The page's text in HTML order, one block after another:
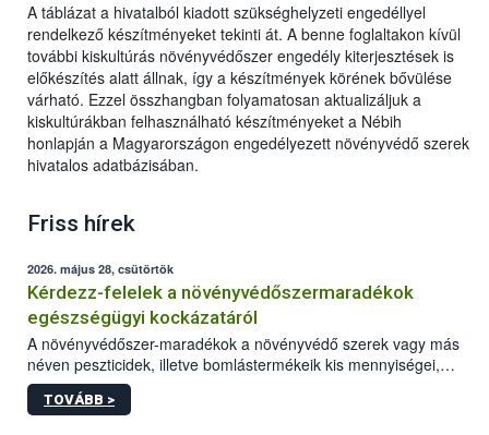
A táblázat a hivatalból kiadott szükséghelyzeti engedéllyel
rendelkező készítményeket tekinti át. A benne foglaltakon kívül
további kiskultúrás növényvédőszer engedély kiterjesztések is
előkészítés alatt állnak, így a készítmények körének bővülése
várható. Ezzel összhangban folyamatosan aktualizáljuk a
kiskultúrákban felhasználható készítményeket a Nébih
honlapján a Magyarországon engedélyezett növényvédő szerek
hivatalos adatbázisában.
Friss hírek
2026. május 28, csütörtök
Kérdezz-felelek a növényvédőszermaradékok
egészségügyi kockázatáról
A növényvédőszer-maradékok a növényvédő szerek vagy más
néven peszticidek, illetve bomlástermékeik kis mennyiségei,
melyek a terményekben vagy azok felületén a betakarítást,
szüretelést, illetve tárolást követően is megmaradhatnak. Az
TOVÁBB >